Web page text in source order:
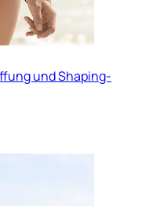
und Shaping-